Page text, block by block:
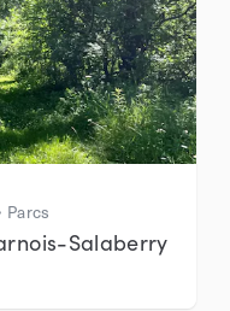
Parcs
Salaberry